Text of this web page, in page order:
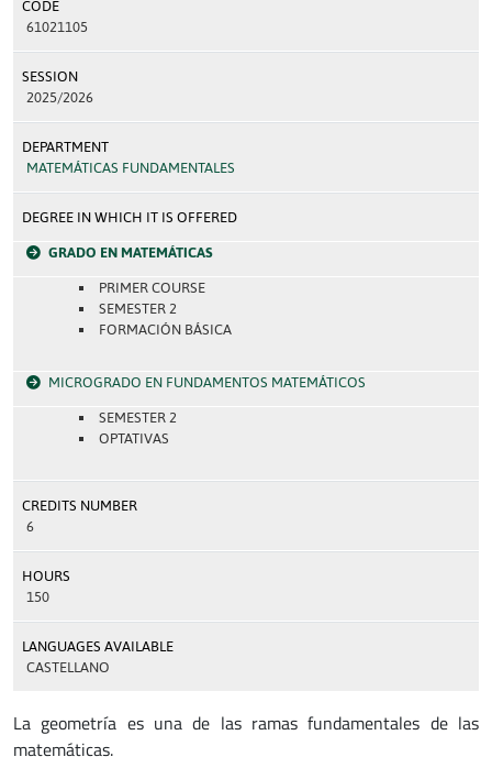
CODE
61021105
SESSION
2025/2026
DEPARTMENT
MATEMÁTICAS FUNDAMENTALES
DEGREE IN WHICH IT IS OFFERED
GRADO EN MATEMÁTICAS
PRIMER COURSE
SEMESTER 2
FORMACIÓN BÁSICA
MICROGRADO EN FUNDAMENTOS MATEMÁTICOS
SEMESTER 2
OPTATIVAS
CREDITS NUMBER
6
HOURS
150
LANGUAGES AVAILABLE
CASTELLANO
La geometría es una de las ramas fundamentales de las
matemáticas.